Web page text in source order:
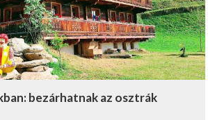
bezárhatnak az osztrák